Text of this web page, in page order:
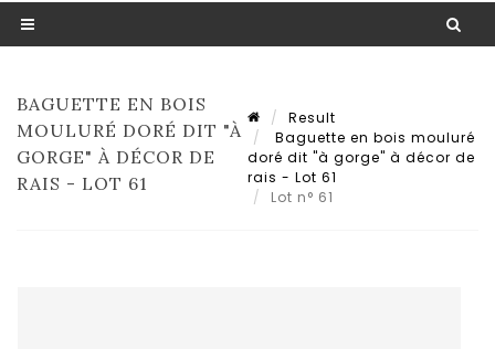
BAGUETTE EN BOIS
MOULURÉ DORÉ DIT "À
GORGE" À DÉCOR DE
RAIS - LOT 61
Result
Baguette en bois mouluré
doré dit "à gorge" à décor de
rais - Lot 61
Lot n° 61